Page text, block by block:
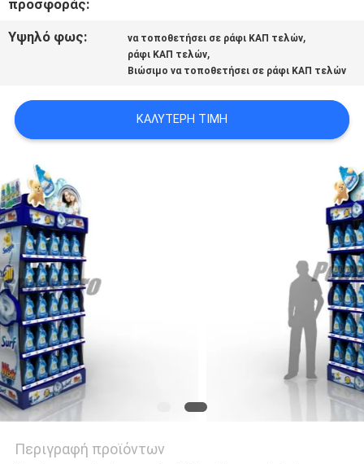
ΖΗΤΉΣΤΕ
ΈΝΑ
ΑΠΌΣΠΑΣΜΑ
SITEMAP
PRIVACY
POLICY
προσφοράς:
Υψηλό φως: να τοποθετήσει σε ράφι ΚΑΠ τελών,
ράφι ΚΑΠ τελών,
Βιώσιμο να τοποθετήσει σε ράφι ΚΑΠ τελών
ΚΑΛΎΤΕΡΗ ΤΙΜΉ
Περιγραφή προϊόντων